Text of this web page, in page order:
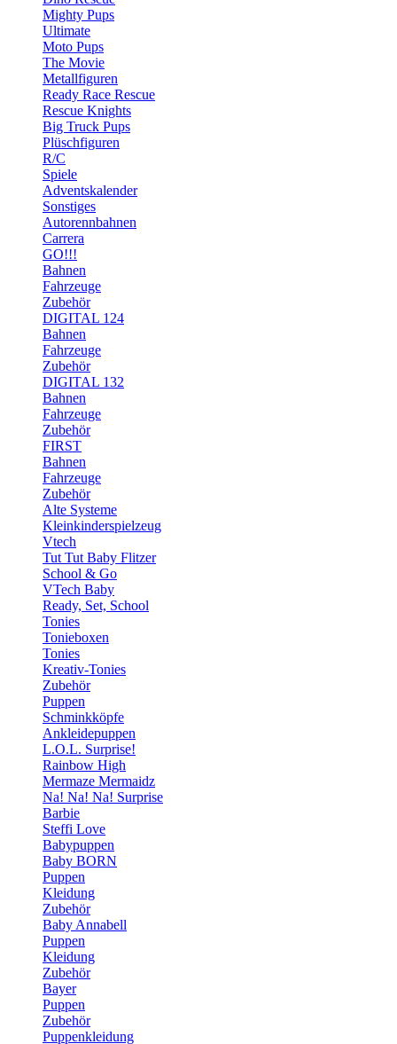
Mighty Pups
Ultimate
Moto Pups
The Movie
Metallfiguren
Ready Race Rescue
Rescue Knights
Big Truck Pups
Plüschfiguren
R/C
Spiele
Adventskalender
Sonstiges
Autorennbahnen
Carrera
GO!!!
Bahnen
Fahrzeuge
Zubehör
DIGITAL 124
Bahnen
Fahrzeuge
Zubehör
DIGITAL 132
Bahnen
Fahrzeuge
Zubehör
FIRST
Bahnen
Fahrzeuge
Zubehör
Alte Systeme
Kleinkinderspielzeug
Vtech
Tut Tut Baby Flitzer
School & Go
VTech Baby
Ready, Set, School
Tonies
Tonieboxen
Tonies
Kreativ-Tonies
Zubehör
Puppen
Schminkköpfe
Ankleidepuppen
L.O.L. Surprise!
Rainbow High
Mermaze Mermaidz
Na! Na! Na! Surprise
Barbie
Steffi Love
Babypuppen
Baby BORN
Puppen
Kleidung
Zubehör
Baby Annabell
Puppen
Kleidung
Zubehör
Bayer
Puppen
Zubehör
Puppenkleidung